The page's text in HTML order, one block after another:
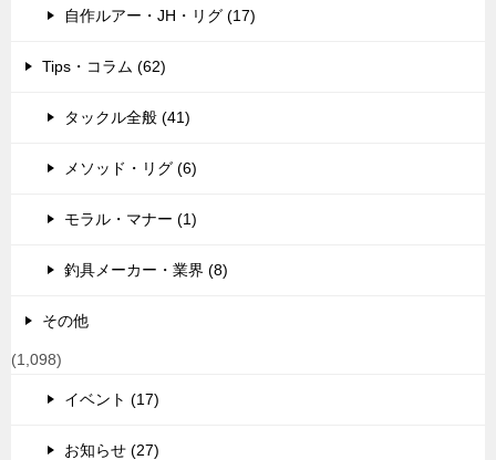
自作ルアー・JH・リグ (17)
Tips・コラム (62)
タックル全般 (41)
メソッド・リグ (6)
モラル・マナー (1)
釣具メーカー・業界 (8)
その他
(1,098)
イベント (17)
お知らせ (27)